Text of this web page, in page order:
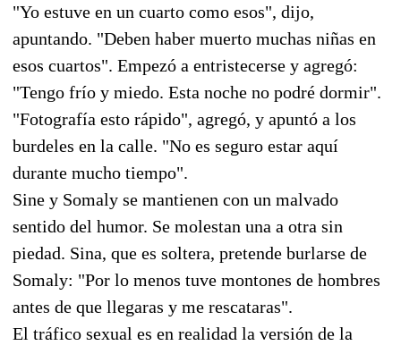
"Yo estuve en un cuarto como esos", dijo,
apuntando. "Deben haber muerto muchas niñas en
esos cuartos". Empezó a entristecerse y agregó:
"Tengo frío y miedo. Esta noche no podré dormir".
"Fotografía esto rápido", agregó, y apuntó a los
burdeles en la calle. "No es seguro estar aquí
durante mucho tiempo".
Sine y Somaly se mantienen con un malvado
sentido del humor. Se molestan una a otra sin
piedad. Sina, que es soltera, pretende burlarse de
Somaly: "Por lo menos tuve montones de hombres
antes de que llegaras y me rescataras".
El tráfico sexual es en realidad la versión de la